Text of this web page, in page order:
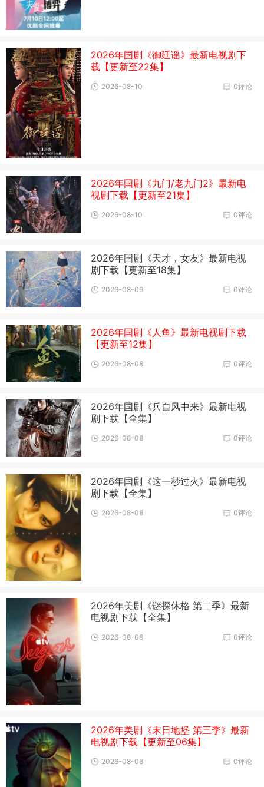
2026年国剧《御廷谣》最新电视剧下
载【更新至22集】
0评论
2026-08-10
2026年国剧《九门/老九门2》最新电
视剧下载【更新至21集】
0评论
2026-08-10
2026年国剧《天才，女友》最新电视
剧下载【更新至18集】
0评论
2026-08-09
2026年国剧《人鱼》最新电视剧下载
【更新至12集】
0评论
2026-08-08
2026年国剧《兵自风中来》最新电视
剧下载【全集】
0评论
2026-08-08
2026年国剧《这一秒过火》最新电视
剧下载【全集】
0评论
2026-08-08
2026年美剧《谜探休格 第二季》最新
电视剧下载【全集】
0评论
2026-08-08
2026年美剧《末日地堡 第三季》最新
电视剧下载【更新至06集】
0评论
2026-08-08